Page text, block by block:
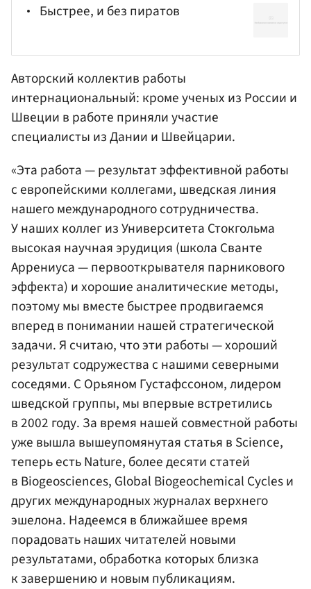
Быстрее, и без пиратов
Авторский коллектив работы
интернациональный: кроме ученых из России и
Швеции в работе приняли участие
специалисты из Дании и Швейцарии.
«Эта работа — результат эффективной работы
с европейскими коллегами, шведская линия
нашего международного сотрудничества.
У наших коллег из Университета Стокгольма
высокая научная эрудиция (школа Сванте
Аррениуса — первооткрывателя парникового
эффекта) и хорошие аналитические методы,
поэтому мы вместе быстрее продвигаемся
вперед в понимании нашей стратегической
задачи. Я считаю, что эти работы — хороший
результат содружества с нашими северными
соседями. С Орьяном Густафссоном, лидером
шведской группы, мы впервые встретились
в 2002 году. За время нашей совместной работы
уже вышла вышеупомянутая статья в Science,
теперь есть Nature, более десяти статей
в Biogeosciences, Global Biogeochemical Cycles и
других международных журналах верхнего
эшелона. Надеемся в ближайшее время
порадовать наших читателей новыми
результатами, обработка которых близка
к завершению и новым публикациям.